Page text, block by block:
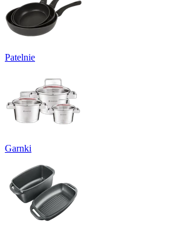
Patelnie
Garnki